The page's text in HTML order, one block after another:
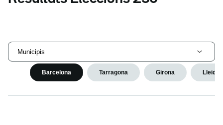
Municipis
Barcelona Tarragona Girona Lleida